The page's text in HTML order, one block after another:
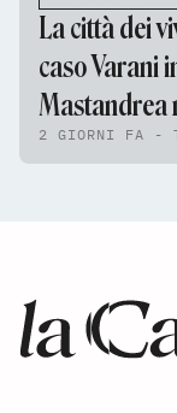
La città dei
caso Varani
Mastandrea
2 GIORNI FA -